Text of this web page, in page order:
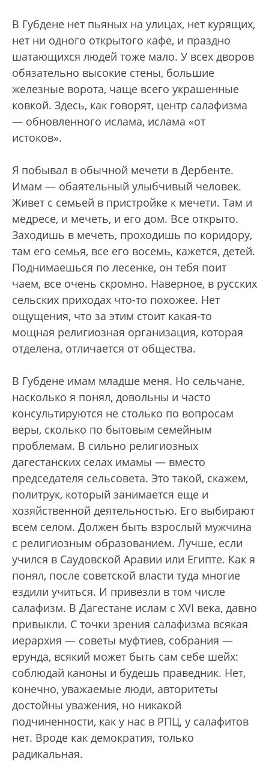
В Губдене нет пьяных на улицах, нет курящих,
нет ни одного открытого кафе, и праздно
шатающихся людей тоже мало. У всех дворов
обязательно высокие стены, большие
железные ворота, чаще всего украшенные
ковкой. Здесь, как говорят, центр салафизма
— обновленного ислама, ислама «от
истоков».
Я побывал в обычной мечети в Дербенте.
Имам — обаятельный улыбчивый человек.
Живет с семьей в пристройке к мечети. Там и
медресе, и мечеть, и его дом. Все открыто.
Заходишь в мечеть, проходишь по коридору,
там его семья, все его восемь, кажется, детей.
Поднимаешься по лесенке, он тебя поит
чаем, все очень скромно. Наверное, в русских
сельских приходах что-то похожее. Нет
ощущения, что за этим стоит какая-то
мощная религиозная организация, которая
отделена, отличается от общества.
В Губдене имам младше меня. Но сельчане,
насколько я понял, довольны и часто
консультируются не столько по вопросам
веры, сколько по бытовым семейным
проблемам. В сильно религиозных
дагестанских селах имамы — вместо
председателя сельсовета. Это такой, скажем,
политрук, который занимается еще и
хозяйственной деятельностью. Его выбирают
всем селом. Должен быть взрослый мужчина
с религиозным образованием. Лучше, если
учился в Саудовской Аравии или Египте. Как я
понял, после советской власти туда многие
ездили учиться. И привезли в том числе
салафизм. В Дагестане ислам с XVI века, давно
привыкли. С точки зрения салафизма всякая
иерархия — советы муфтиев, собрания —
ерунда, всякий может быть сам себе шейх:
соблюдай каноны и будешь праведник. Нет,
конечно, уважаемые люди, авторитеты
достойны уважения, но никакой
подчиненности, как у нас в РПЦ, у салафитов
нет. Вроде как демократия, только
радикальная.